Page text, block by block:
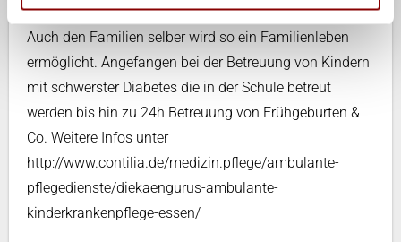
ermöglicht und so die stationäre Pflege vermieden.
Auch den Familien selber wird so ein Familienleben
ermöglicht. Angefangen bei der Betreuung von Kindern
mit schwerster Diabetes die in der Schule betreut
werden bis hin zu 24h Betreuung von Frühgeburten &
Co. Weitere Infos unter
http://www.contilia.de/medizin.pflege/ambulante-
pflegedienste/diekaengurus-ambulante-
kinderkrankenpflege-essen/